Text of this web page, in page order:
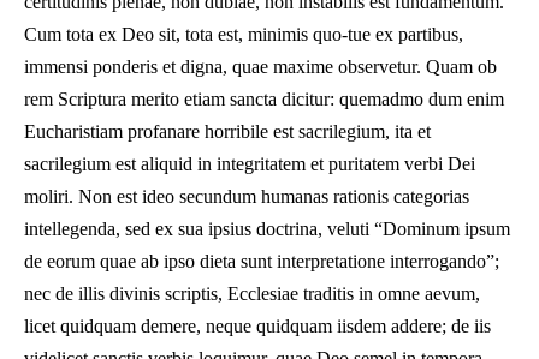
Cum tota ex Deo sit, tota est, minimis quo-tue ex partibus,
immensi ponderis et digna, quae maxime observetur. Quam ob
rem Scriptura merito etiam sancta dicitur: quemadmo dum enim
Eucharistiam profanare horribile est sacrilegium, ita et
sacrilegium est aliquid in integritatem et puritatem verbi Dei
moliri. Non est ideo secundum humanas rationis categorias
intellegenda, sed ex sua ipsius doctrina, veluti “Dominum ipsum
de eorum quae ab ipso dieta sunt interpretatione interrogando”;
nec de illis divinis scriptis, Ecclesiae traditis in omne aevum,
licet quidquam demere, neque quidquam iisdem addere; de iis